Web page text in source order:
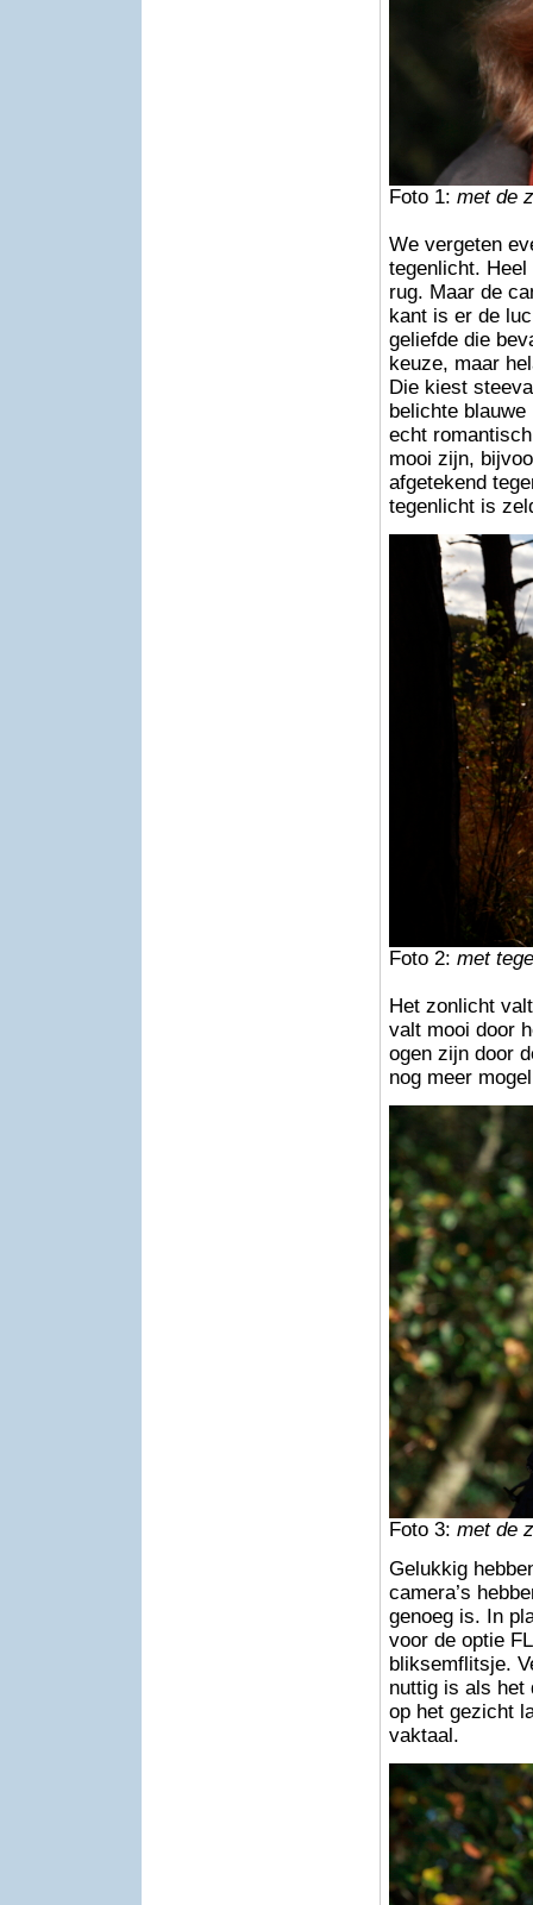
Foto 1: met de
We vergeten
tegenlicht.
rug. Maar de
kant is er de
geliefde die
keuze, maar
Die kiest
belichte
echt
mooi zijn,
afgetekend
tegenlicht is
Foto 2: met
Het zonlicht
valt mooi door
ogen zijn door
nog meer
Foto 3: met de
Gelukkig
camera’s
genoeg is. In
voor de optie
bliksemflitsje.
nuttig is als het
op het gezicht
vaktaal.